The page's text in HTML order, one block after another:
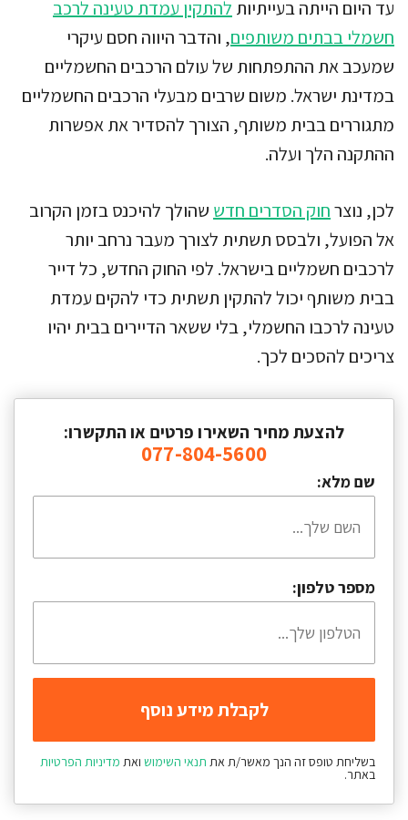
עד היום הייתה בעייתיות להתקין עמדת טעינה לרכב
חשמלי בבתים משותפים, והדבר היווה חסם עיקרי
שמעכב את ההתפתחות של עולם הרכבים החשמליים
במדינת ישראל. משום שרבים מבעלי הרכבים החשמליים
מתגוררים בבית משותף, הצורך להסדיר את אפשרות
ההתקנה הלך ועלה.
לכן, נוצרחוק הסדרים חדש שהולך להיכנס בזמן הקרוב
אל הפועל, ולבסס תשתית לצורך מעבר נרחב יותר
לרכבים חשמליים בישראל. לפי החוק החדש, כל דייר
בבית משותף יכול להתקין תשתית כדי להקים עמדת
טעינה לרכבו החשמלי, בלי ששאר הדיירים בבית יהיו
צריכים להסכים לכך.
להצעת מחיר השאירו פרטים או התקשרו:
077-804-5600
שם מלא:
מספר טלפון:
בשליחת טופס זה הנך מאשר/ת את תנאי השימוש ואת מדיניות הפרטיות
באתר.